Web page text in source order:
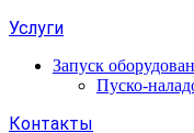
Услуги
Запуск
Пуско-
Контакты